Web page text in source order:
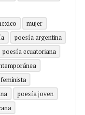
mujer
poesía argentina
poesía ecuatoriana
poesía joven